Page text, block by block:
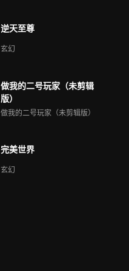
逆天至尊
玄幻
做我的二号玩家（未剪辑
版）
做我的二号玩家（未剪辑版）
完美世界
玄幻